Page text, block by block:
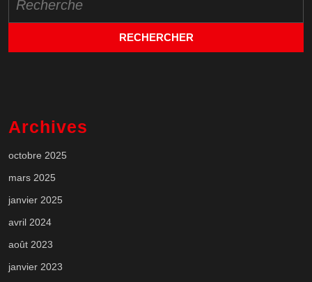
for:
Archives
octobre 2025
mars 2025
janvier 2025
avril 2024
août 2023
janvier 2023